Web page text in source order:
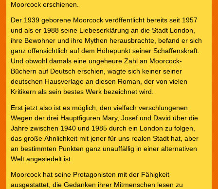
Moorcock erschienen.
Der 1939 geborene Moorcock veröffentlicht bereits seit 1957
und als er 1988 seine Liebeserklärung an die Stadt London,
ihre Bewohner und ihre Mythen herausbrachte, befand er sich
ganz offensichtlich auf dem Höhepunkt seiner Schaffenskraft.
Und obwohl damals eine ungeheure Zahl an Moorcock-
Büchern auf Deutsch erschien, wagte sich keiner seiner
deutschen Hausverlage an diesen Roman, der von vielen
Kritikern als sein bestes Werk bezeichnet wird.
Erst jetzt also ist es möglich, den vielfach verschlungenen
Wegen der drei Hauptfiguren Mary, Josef und David über die
Jahre zwischen 1940 und 1985 durch ein London zu folgen,
das große Ähnlichkeit mit jener für uns realen Stadt hat, aber
an bestimmten Punkten ganz unauffällig in einer alternativen
Welt angesiedelt ist.
Moorcock hat seine Protagonisten mit der Fähigkeit
ausgestattet, die Gedanken ihrer Mitmenschen lesen zu